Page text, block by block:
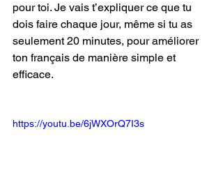
pour toi. Je vais t’expliquer ce que tu
dois faire chaque jour, même si tu as
seulement 20 minutes, pour améliorer
ton français de manière simple et
efficace.
https://youtu.be/6jWXOrQ7I3s